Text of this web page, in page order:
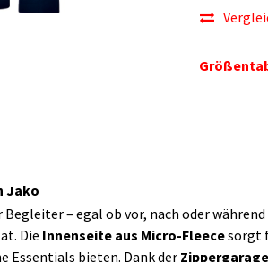
Jako
– egal ob vor, nach oder
Die Innenseite aus Micro-Fleecesorgt
Essentials bieten. Dank der Zippergarage